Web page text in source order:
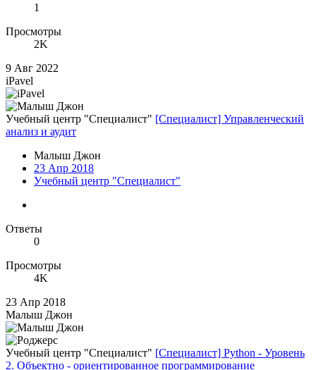
1
Просмотры
2K
9 Авг 2022
iPavel
Учебный центр "Специалист" [Специалист] Управленческий
анализ и аудит
Малыш Джон
23 Апр 2018
Учебный центр "Специалист"
Ответы
0
Просмотры
4K
23 Апр 2018
Малыш Джон
Учебный центр "Специалист" [Специалист] Python - Уровень
2. Объектно - ориентированное программирование